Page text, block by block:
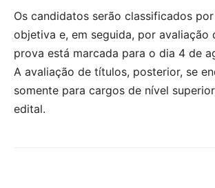
Os candidatos serão classificados
objetiva e, em seguida, por avaliação
prova está marcada para o dia 4 de
A avaliação de títulos, posterior, se
somente para cargos de nível
edital.